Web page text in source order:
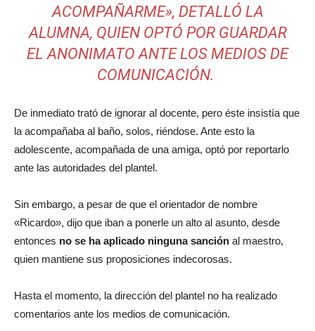
ACOMPAÑARME», DETALLÓ LA
ALUMNA, QUIEN OPTÓ POR GUARDAR
EL ANONIMATO ANTE LOS MEDIOS DE
COMUNICACIÓN.
De inmediato trató de ignorar al docente, pero éste insistía que
la acompañaba al baño, solos, riéndose. Ante esto la
adolescente, acompañada de una amiga, optó por reportarlo
ante las autoridades del plantel.
Sin embargo, a pesar de que el orientador de nombre
«Ricardo», dijo que iban a ponerle un alto al asunto, desde
entonces no se ha aplicado ninguna sanción al maestro,
quien mantiene sus proposiciones indecorosas.
Hasta el momento, la dirección del plantel no ha realizado
comentarios ante los medios de comunicación.